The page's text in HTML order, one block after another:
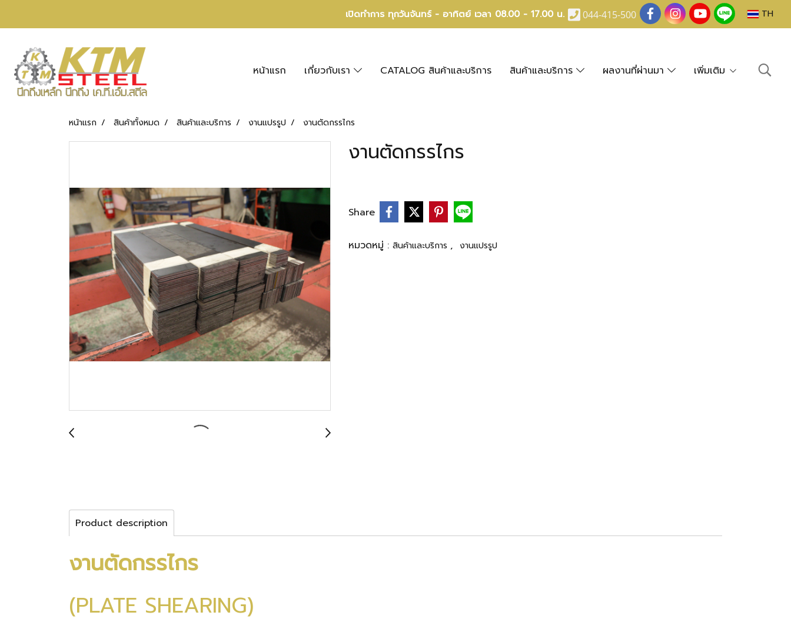
เปิดทำการ ทุกวันจันทร์ - อาทิตย์ เวลา 08.00 - 17.00 น. 044-415-500 TH
หน้าแรก เกี่ยวกับเรา CATALOG สินค้าและบริการ สินค้าและบริการ ผลงานที่ผ่านมา เพิ่มเติม
หน้าแรก สินค้าทั้งหมด สินค้าและบริการ งานแปรรูป งานตัดกรรไกร
งานตัดกรรไกร
Share
หมวดหมู่ : สินค้าและบริการ , งานแปรรูป
Product description
งานตัดกรรไกร
(PLATE SHEARING)